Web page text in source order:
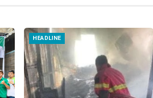
HEADLINE